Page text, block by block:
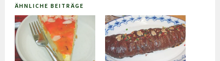
ÄHNLICHE BEITRÄGE